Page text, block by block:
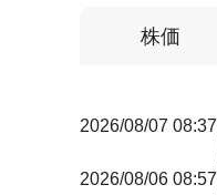
株価
2026/08/07 08:37
2026/08/06 08:57